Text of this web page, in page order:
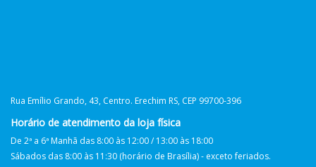
Rua Emílio Grando, 43, Centro. Erechim RS, CEP 99700-396
Horário de atendimento da loja física
De 2ª a 6ª Manhã das 8:00 às 12:00 / 13:00 às 18:00
Sábados das 8:00 às 11:30 (horário de Brasília) - exceto feriados.